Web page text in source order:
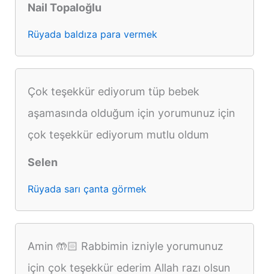
Nail Topaloğlu
Rüyada baldıza para vermek
Çok teşekkür ediyorum tüp bebek
aşamasında olduğum için yorumunuz için
çok teşekkür ediyorum mutlu oldum
Selen
Rüyada sarı çanta görmek
Amin 🤲🏻 Rabbimin izniyle yorumunuz
için çok teşekkür ederim Allah razı olsun